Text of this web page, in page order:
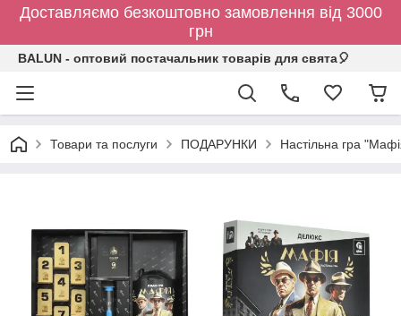
Доставляємо безкоштовно замовлення від 3000
грн
BALUN - оптовий постачальник товарів для свята🎈
Товари та послуги ПОДАРУНКИ Настільна гра